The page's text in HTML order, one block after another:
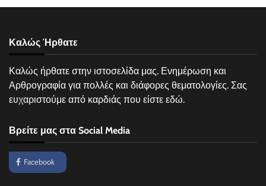
Καλώς Ήρθατε
Καλώς ήρθατε στην ιστοσελίδα μας. Ενημέρωση και
Αρθρογραφία για πολλές και διάφορες θεματολογίες. Σας
ευχαριστούμε από καρδιάς που είστε εδώ.
Βρείτε μας στα Social Media
Facebook